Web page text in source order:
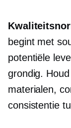
begint met
potentiële
grondig.
materialen,
consistentie